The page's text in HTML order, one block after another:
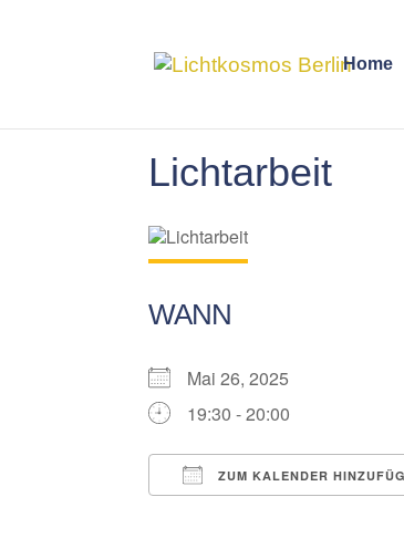
Home
Lichtarbeit
WANN
Mai 26, 2025
19:30 - 20:00
ZUM KALENDER